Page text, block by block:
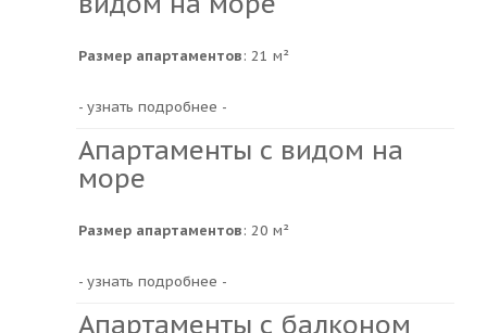
Размер апартаментов: 21 м²
- узнать подробнее -
Апартаменты с видом на
море
Размер апартаментов: 20 м²
- узнать подробнее -
Апартаменты с балконом